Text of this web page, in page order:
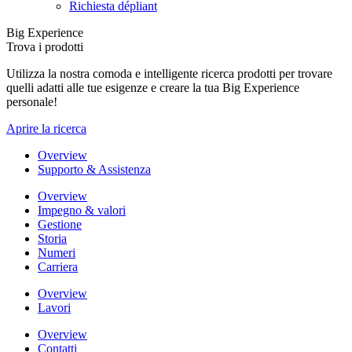
Richiesta dépliant
Big Experience
Trova i prodotti
Utilizza la nostra comoda e intelligente ricerca prodotti per trovare
quelli adatti alle tue esigenze e creare la tua Big Experience
personale!
Aprire la ricerca
Overview
Supporto & Assistenza
Overview
Impegno & valori
Gestione
Storia
Numeri
Carriera
Overview
Lavori
Overview
Contatti